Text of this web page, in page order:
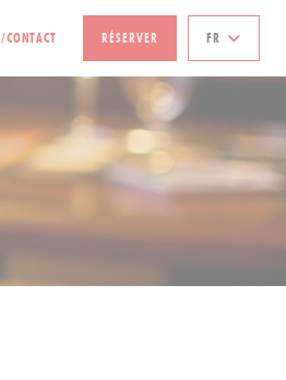
CONTACT RÉSERVER FR